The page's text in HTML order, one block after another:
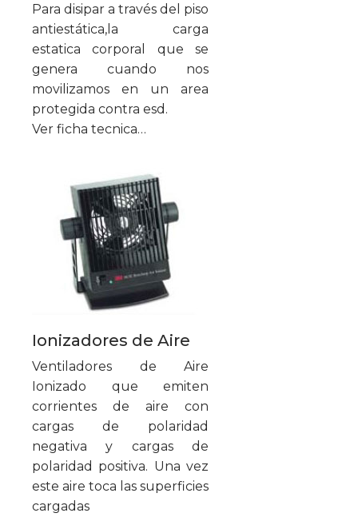
Para disipar a través del piso
antiestática,la carga
estatica corporal que se
genera cuando nos
movilizamos en un area
protegida contra esd.
Ver ficha tecnica…
Ionizadores de Aire
Ventiladores de Aire
Ionizado que emiten
corrientes de aire con
cargas de polaridad
negativa y cargas de
polaridad positiva. Una vez
este aire toca las superficies
cargadas